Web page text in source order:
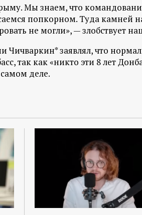
Мы знаем, что
попкорном. Туда камней
не могли», — злобствует
Чичваркин* заявлял, что
так как «никто эти 8 лет
деле.